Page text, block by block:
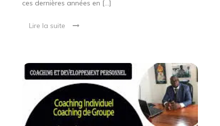
ces dernières années en […]
Lire la suite